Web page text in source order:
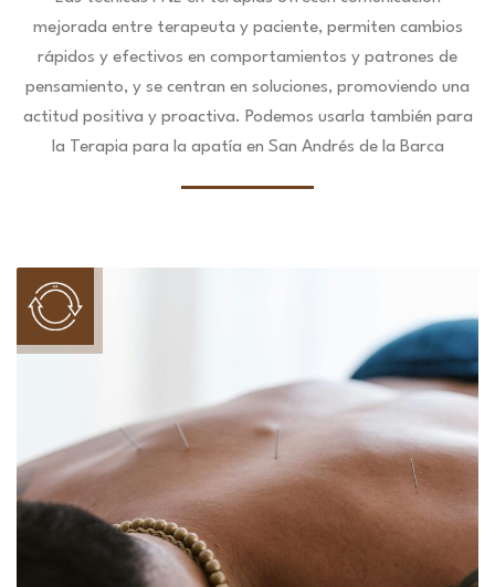
mejorada entre terapeuta y paciente, permiten cambios
rápidos y efectivos en comportamientos y patrones de
pensamiento, y se centran en soluciones, promoviendo una
actitud positiva y proactiva. Podemos usarla también para
la Terapia para la apatía en San Andrés de la Barca